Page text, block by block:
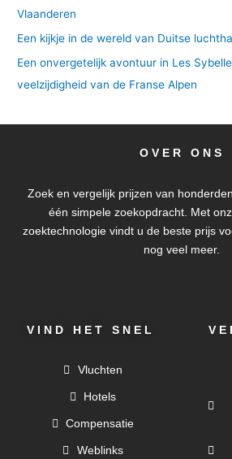
Vlaanderen
Een kijkje in de wereld van Duitse
Een onvergetelijk avontuur in Les
veelzijdigheid van de Franse Alpen
OVER ONS
Zoek en vergelijk prijzen van
één simpele zoekopdracht. Met
zoektechnologie vindt u de beste prijs
nog veel meer.
VIND HET SNEL
Vluchten
Hotels
Compensatie
Weblinks